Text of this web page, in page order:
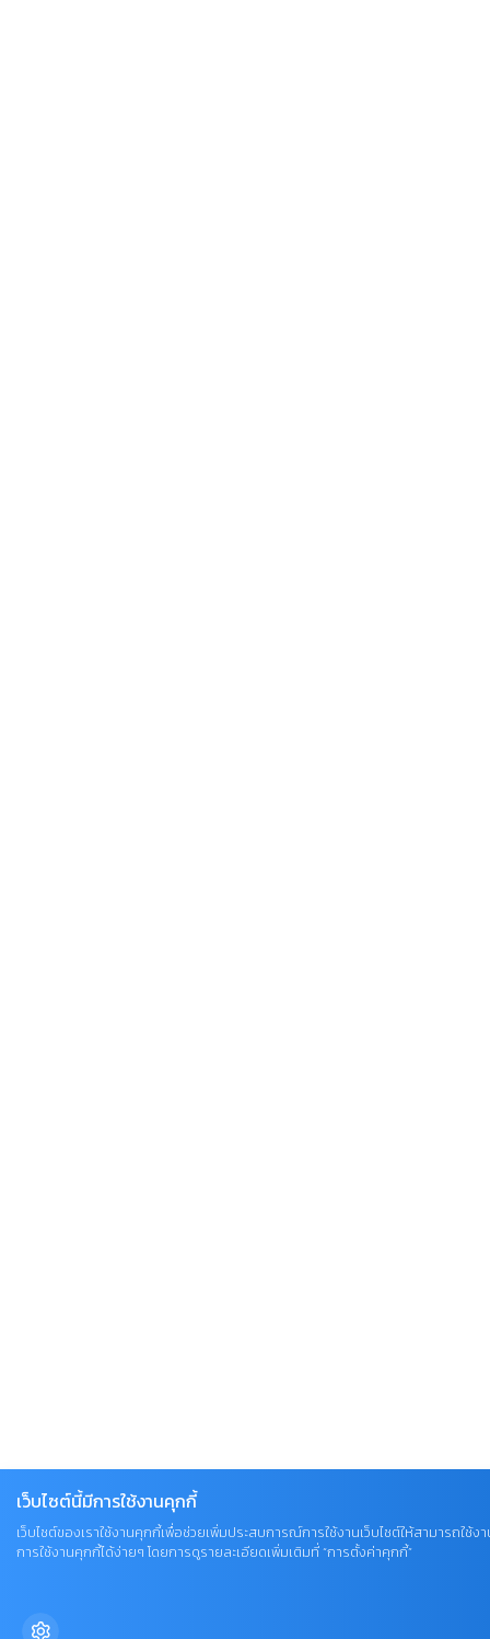
เว็บไซต์นี้มีการใช้งานคุกกี้
เว็บไซต์ของเราใช้งานคุกกี้เพื่อช่วยเพิ่มประสบการณ์การใช้งานเว็บไซต์ให้สามารถใ
การใช้งานคุกกี้ได้ง่ายๆ โดยการดูรายละเอียดเพิ่มเติมที่ “การตั้งค่าคุกกี้”